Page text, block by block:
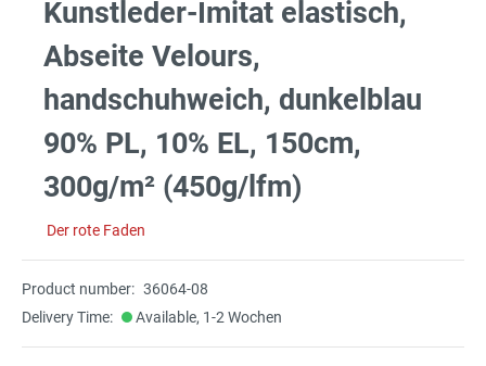
Kunstleder-Imitat elastisch,
Abseite Velours,
handschuhweich, dunkelblau
90% PL, 10% EL, 150cm,
300g/m² (450g/lfm)
Der rote Faden
Product number: 36064-08
Delivery Time:
Available, 1-2 Wochen